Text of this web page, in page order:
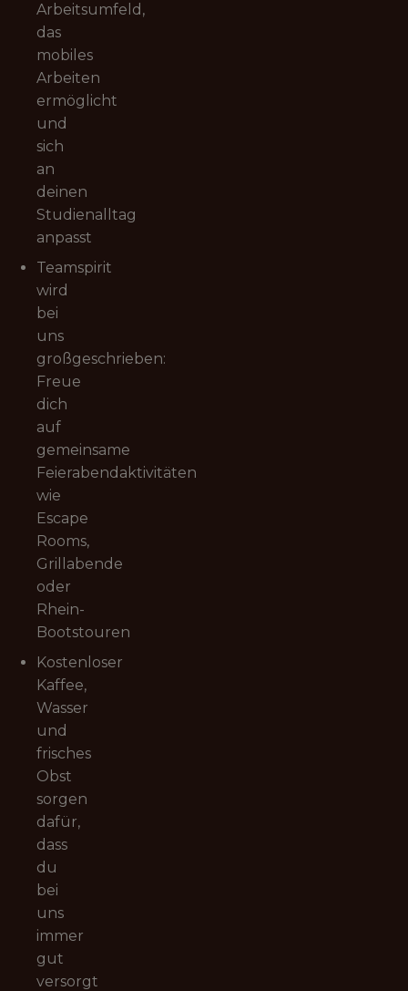
Arbeitsumfeld,
das
mobiles
Arbeiten
ermöglicht
und
sich
an
deinen
Studienalltag
anpasst
Teamspirit
wird
bei
uns
großgeschrieben:
Freue
dich
auf
gemeinsame
Feierabendaktivitäten
wie
Escape
Rooms,
Grillabende
oder
Rhein-
Bootstouren
Kostenloser
Kaffee,
Wasser
und
frisches
Obst
sorgen
dafür,
dass
du
bei
uns
immer
gut
versorgt